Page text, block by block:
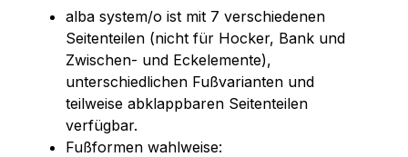
alba system/o ist mit 7 verschiedenen
Seitenteilen (nicht für Hocker, Bank und
Zwischen- und Eckelemente),
unterschiedlichen Fußvarianten und
teilweise abklappbaren Seitenteilen
verfügbar.
Fußformen wahlweise: